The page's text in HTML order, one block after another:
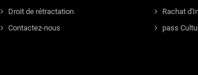
Droit de rétractation
Contactez-nous
Rachat
pass